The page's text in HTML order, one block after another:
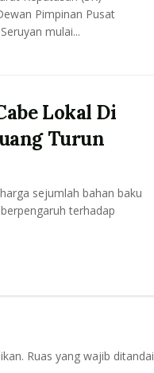
Pimpinan Pusat
mulai...
Lokal Di
Turun
sejumlah bahan baku
terhadap
Ruas yang wajib ditandai